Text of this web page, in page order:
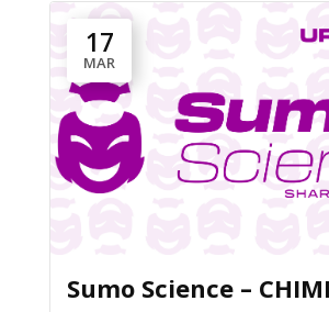
17
MAR
Sumo Science –